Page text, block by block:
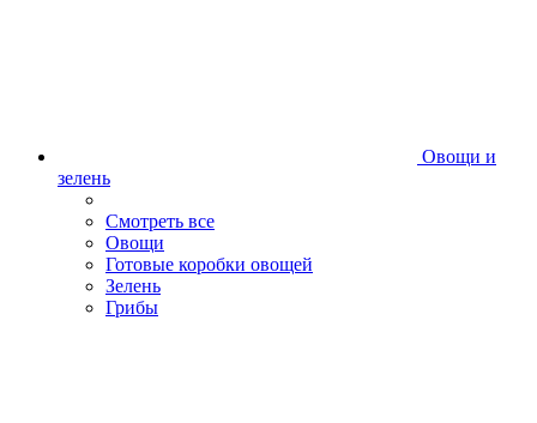
Овощи и
зелень
Смотреть все
Овощи
Готовые коробки овощей
Зелень
Грибы